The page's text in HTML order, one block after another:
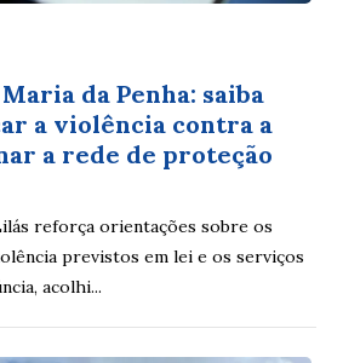
da Penha: saiba
a violência contra a
a rede de proteção
reforça orientações sobre os
previstos em lei e os serviços
acolhi...